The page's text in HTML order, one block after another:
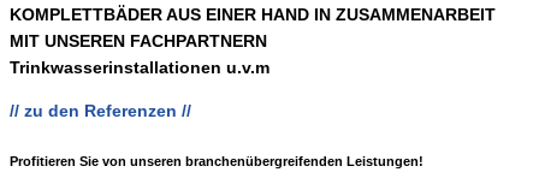
KOMPLETTBÄDER AUS EINER HAND IN ZUSAMMENARBEIT
MIT UNSEREN FACHPARTNERN
Trinkwasserinstallationen u.v.m
// zu den Referenzen //
Profitieren Sie von unseren branchen­übergreifenden Leistungen!